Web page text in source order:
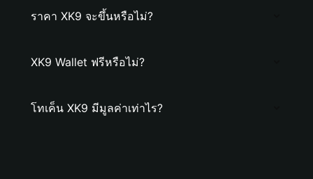
ราคา XK9 จะขึ้นหรือไม่?
XK9 Wallet ฟรีหรือไม่?
โทเค็น XK9 มีมูลค่าเท่าไร?